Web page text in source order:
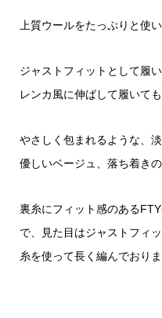
上質ウールをたっぷりと使
ジャストフィットとして履
レンカ風に伸ばして履いても
やさしく包まれるような、
優しいベージュ、落ち着き
裏糸にフィット感のある
で、見た目はジャストフィ
糸を使って長く編んでおり